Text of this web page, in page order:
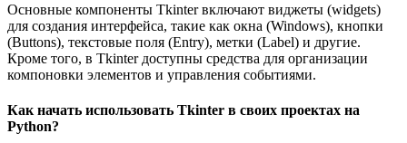
Основные компоненты Tkinter включают виджеты (widgets)
для создания интерфейса, такие как окна (Windows), кнопки
(Buttons), текстовые поля (Entry), метки (Label) и другие.
Кроме того, в Tkinter доступны средства для организации
компоновки элементов и управления событиями.
Как начать использовать Tkinter в своих проектах на
Python?